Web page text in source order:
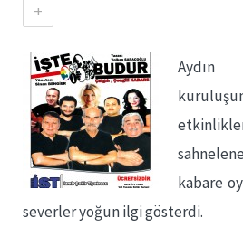
+
kabare
severler yoğun ilgi gösterdi.